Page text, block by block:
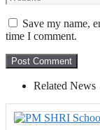
Save my name,
time I comment.
Related News